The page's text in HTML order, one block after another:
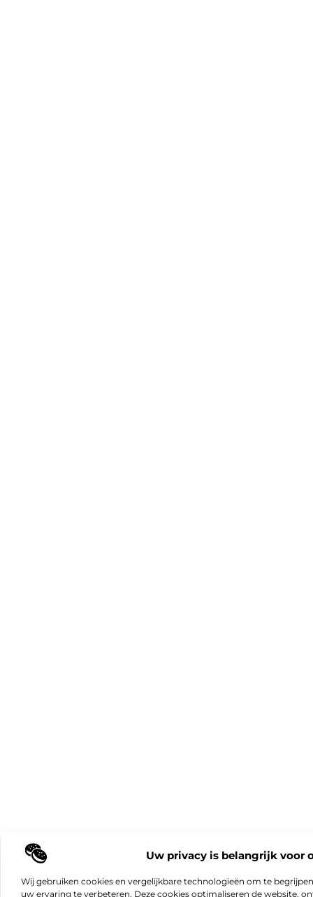
Uw privacy is belangrijk voor
Wij gebruiken cookies en vergelijkbare technologieën om te
uw ervaring te verbeteren. Deze cookies optimaliseren de website,